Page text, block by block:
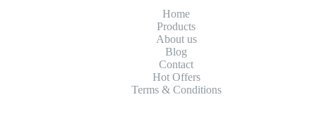
Home
Products
About us
Blog
Contact
Hot Offers
Terms & Conditions